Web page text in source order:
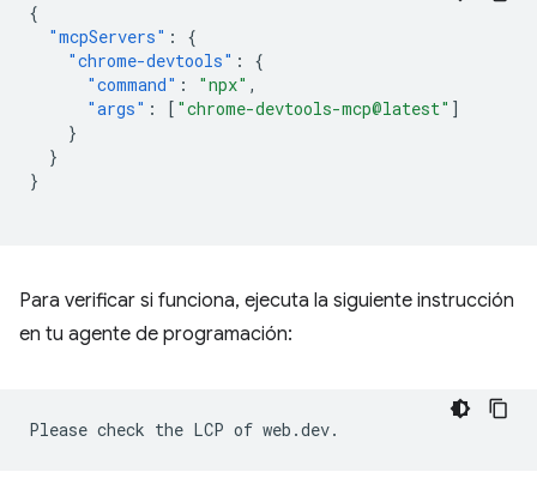
{
"mcpServers" :
{
"chrome-devtools" :
{
"command" : "npx" ,
"args" : [ "chrome-devtools-mcp@latest" ]
}
}
}
Para verificar si funciona, ejecuta la siguiente instrucción
en tu agente de programación: